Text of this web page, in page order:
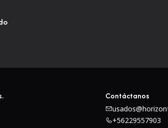
Contáctanos
+56229557903